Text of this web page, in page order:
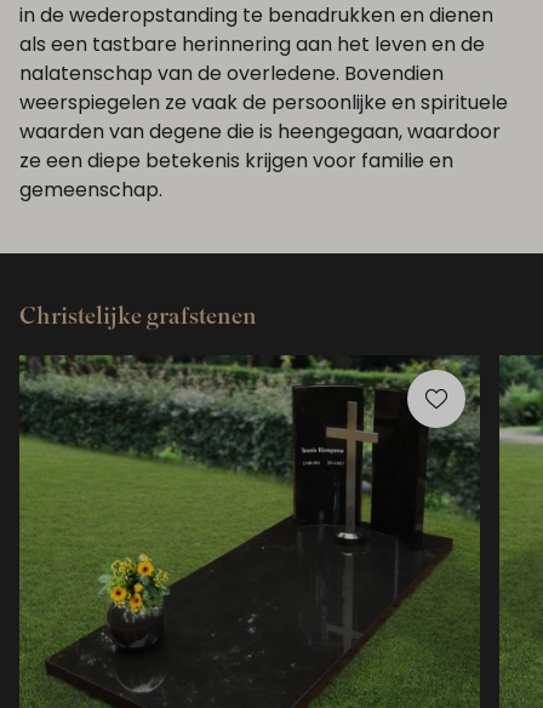
in de wederopstanding te benadrukken en dienen
als een tastbare herinnering aan het leven en de
nalatenschap van de overledene. Bovendien
weerspiegelen ze vaak de persoonlijke en spirituele
waarden van degene die is heengegaan, waardoor
ze een diepe betekenis krijgen voor familie en
gemeenschap.
Christelijke grafstenen